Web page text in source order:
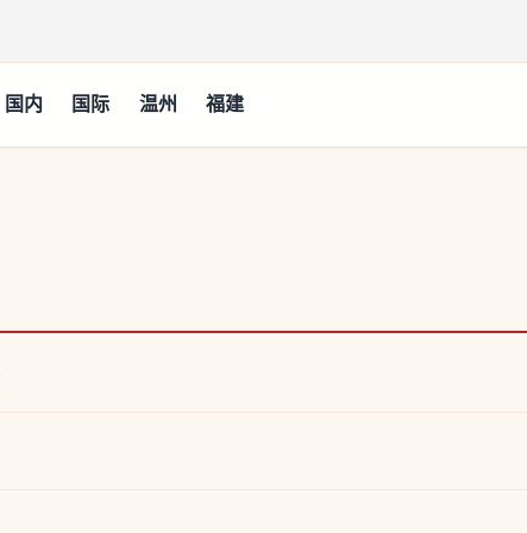
国内 国际 温州 福建